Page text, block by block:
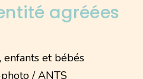
agréées
et bébés
/ ANTS